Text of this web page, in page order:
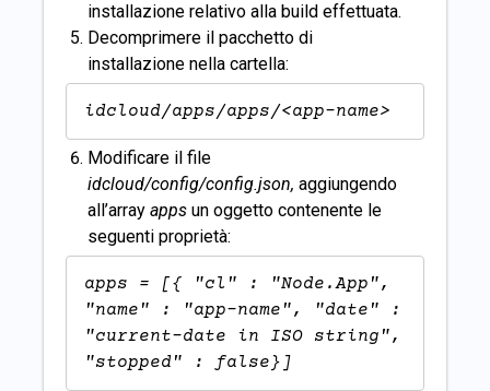
installazione relativo alla build effettuata.
Decomprimere il pacchetto di
installazione nella cartella:
idcloud/apps/apps/<app-name>
Modificare il file
idcloud/config/config.json, aggiungendo
all’array apps un oggetto contenente le
seguenti proprietà:
apps = [{ "cl" : "Node.App",
"name" : "app-name", "date" :
"current-date in ISO string",
"stopped" : false}]